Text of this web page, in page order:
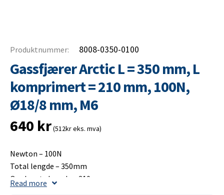
Produktnummer: 8008-0350-0100
Gassfjærer Arctic L = 350 mm, L
komprimert = 210 mm, 100N,
Ø18/8 mm, M6
640 kr(512kr eks. mva)
Newton – 100N
Total lengde – 350mm
Opplagets lengde – 210mm
Read more